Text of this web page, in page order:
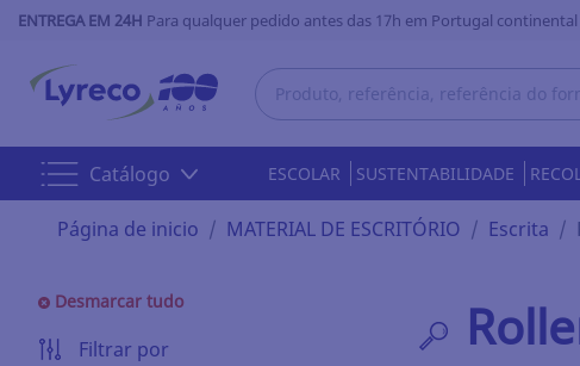
ENTREGA EM 24H Para qualquer pedido antes das 17h em Portugal continental
Catálogo ESCOLAR SUSTENTABILIDADE
Página de inicio MATERIAL DE ESCRITÓRIO Escrita
Desmarcar tudo
Filtrar por